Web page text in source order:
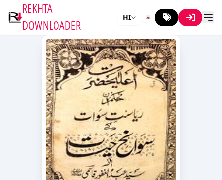
REKHTA
DOWNLOADER
HI